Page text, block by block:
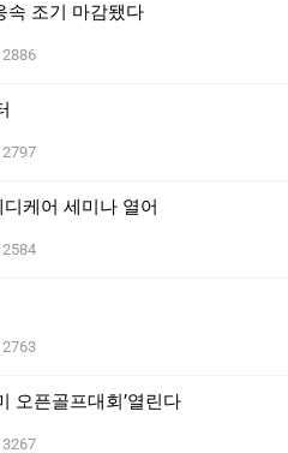
속 조기 마감됐다
케어 세미나 열어
오픈골프대회’열린다